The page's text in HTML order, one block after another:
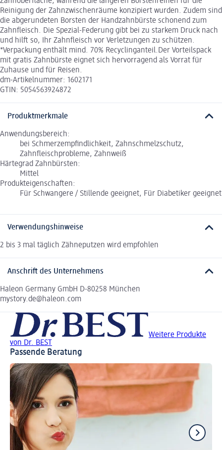
Reinigung der Zahnzwischenräume konzipiert wurden. Zudem sind
die abgerundeten Borsten der Handzahnbürste schonend zum
Zahnfleisch. Die Spezial-Federung gibt bei zu starkem Druck nach
und hilft so, Ihr Zahnfleisch vor Verletzungen zu schützen.
*Verpackung enthält mind. 70% Recyclinganteil.Der Vorteilspack
mit gratis Zahnbürste eignet sich hervorragend als Vorrat für
Zuhause und für Reisen.
dm-Artikelnummer: 1602171
GTIN: 5054563924872
Produktmerkmale
Anwendungsbereich:
bei Schmerzempfindlichkeit, Zahnschmelzschutz,
Zahnfleischprobleme, Zahnweiß
Härtegrad Zahnbürsten:
Mittel
Produkteigenschaften:
Für Schwangere / Stillende geeignet, Für Diabetiker geeignet
Verwendungshinweise
2 bis 3 mal täglich Zähneputzen wird empfohlen
Anschrift des Unternehmens
Haleon Germany GmbH D-80258 München
mystory.de@haleon.com
Weitere Produkte
von Dr. BEST
Passende Beratung